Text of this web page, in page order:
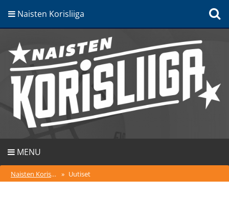
Naisten Korisliiga
MENU
Naisten Korisliiga » Uutiset